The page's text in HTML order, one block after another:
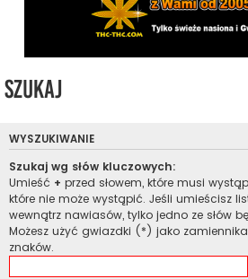
Szukaj
WYSZUKIWANIE
Szukaj wg słów kluczowych:
Umieść + przed słowem, które musi
które nie może wystąpić. Jeśli umieścisz
wewnątrz nawiasów, tylko jedno ze słów
Możesz użyć gwiazdki (*) jako
znaków.